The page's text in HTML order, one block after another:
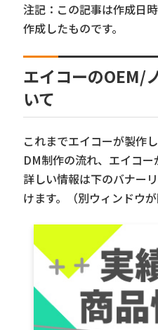
注記：この記事は作成日
作成したものです。
エイコーのOEM/
いて
これまでエイコーが製作
DM制作の流れ、エイコー
詳しい情報は下のバナー
けます。（別ウィンドウが